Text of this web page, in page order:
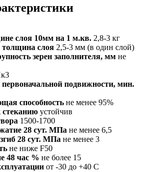
слоя 10мм на 1 м.кв. 2,8-3 кг
толщина слоя 2,5-3 мм (в один слой)
зерен заполнителя, мм не
подвижности, мин.
способность не менее 95%
стеканию устойчив
1500-1700
28 сут. МПа не менее 6,5
28 сут. МПа не менее 3
не ниже F50
48 час % не более 15
от -30 до +40 C